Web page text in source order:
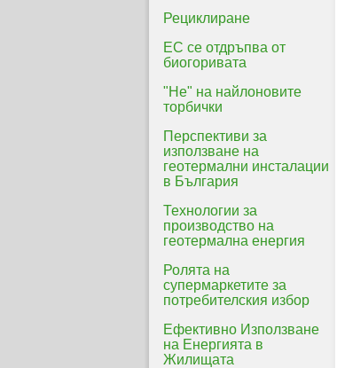
Рециклиране
ЕС се отдръпва от
биогоривата
"Не" на найлоновите
торбички
Перспективи за
използване на
геотермални инсталации
в България
Технологии за
производство на
геотермална енергия
Ролята на
супермаркетите за
потребителския избор
Ефективно Използване
на Енергията в
Жилищата